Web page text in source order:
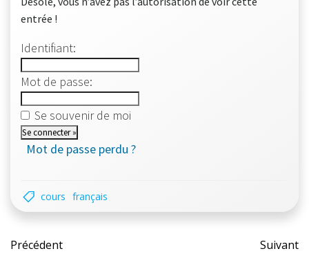
entrée !
Identifiant:
Mot de passe:
Se souvenir de moi
Mot de passe perdu ?
cours français
Post
Précédent Suivant